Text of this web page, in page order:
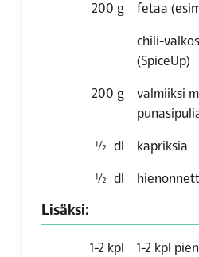
200 g fetaa
chili-
(SpiceUp)
200 g
valmiiksi
½ dl kapriksia
½ dl
Lisäksi:
1-2 kpl
1-2 kpl